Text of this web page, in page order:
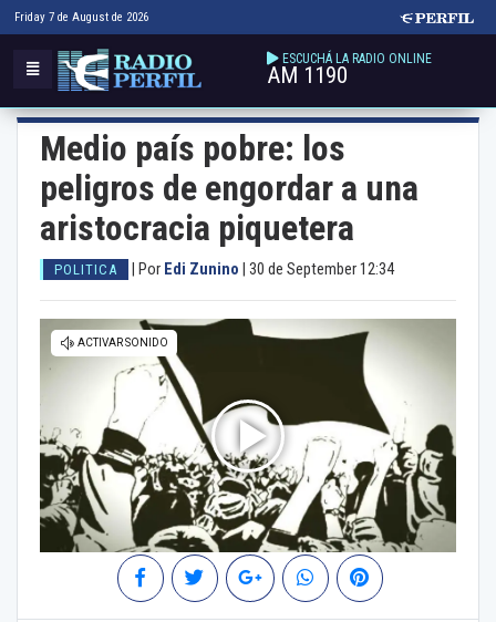
Friday 7 de August de 2026
ESCUCHÁ LA RADIO ONLINE
AM 1190
Medio país pobre: los
peligros de engordar a una
aristocracia piquetera
POLITICA Por Edi Zunino 30 de September 12:34